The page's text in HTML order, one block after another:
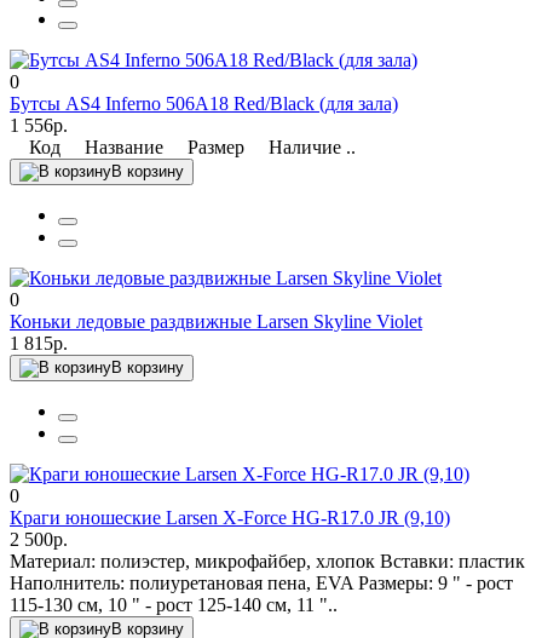
0
Бутсы AS4 Inferno 506А18 Red/Black (для зала)
1 556р.
Код Название Размер Наличие ..
В корзину
0
Коньки ледовые раздвижные Larsen Skyline Violet
1 815р.
В корзину
0
Краги юношеские Larsen X-Force HG-R17.0 JR (9,10)
2 500р.
Материал: полиэстер, микрофайбер, хлопок Вставки: пластик
Наполнитель: полиуретановая пена, EVA Размеры: 9 " - рост
115-130 см, 10 " - рост 125-140 см, 11 "..
В корзину